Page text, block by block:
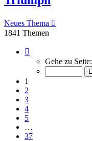
Neues Thema
1841 Themen
von
Gehe zu Seite:
1
2
3
4
5
…
37